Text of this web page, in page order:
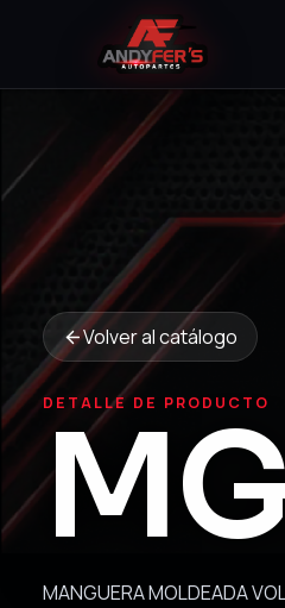
Volver al catálogo
DETALLE DE PRODUCTO
MANGUERA MOLDEADA